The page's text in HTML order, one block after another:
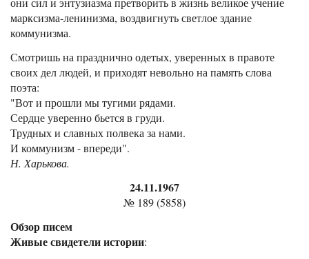
марксизма-ленинизма, воздвигнуть светлое здание
коммунизма.
Смотришь на празднично одетых, уверенных в правоте
своих дел людей, и приходят невольно на память слова
поэта:
"Вот и прошли мы тугими рядами.
Сердце уверенно бьется в груди.
Трудных и славных полвека за нами.
И коммунизм - впереди".
Н. Харькова.
24.11.1967
№ 189 (5858)
Обзор писем
Живые свидетели истории: